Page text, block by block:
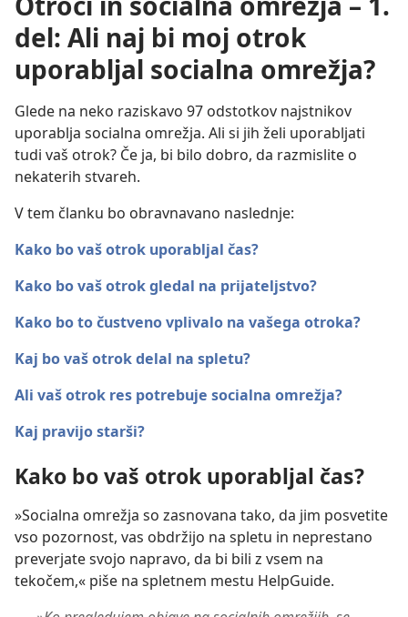
del: Ali naj bi moj otrok
uporabljal socialna omrežja?
Glede na neko raziskavo 97 odstotkov najstnikov
uporablja socialna omrežja. Ali si jih želi uporabljati
tudi vaš otrok? Če ja, bi bilo dobro, da razmislite o
nekaterih stvareh.
V tem članku bo obravnavano naslednje:
Kako bo vaš otrok uporabljal čas?
Kako bo vaš otrok gledal na prijateljstvo?
Kako bo to čustveno vplivalo na vašega otroka?
Kaj bo vaš otrok delal na spletu?
Ali vaš otrok res potrebuje socialna omrežja?
Kaj pravijo starši?
Kako bo vaš otrok uporabljal čas?
»Socialna omrežja so zasnovana tako, da jim posvetite
vso pozornost, vas obdržijo na spletu in neprestano
preverjate svojo napravo, da bi bili z vsem na
tekočem,« piše na spletnem mestu HelpGuide.